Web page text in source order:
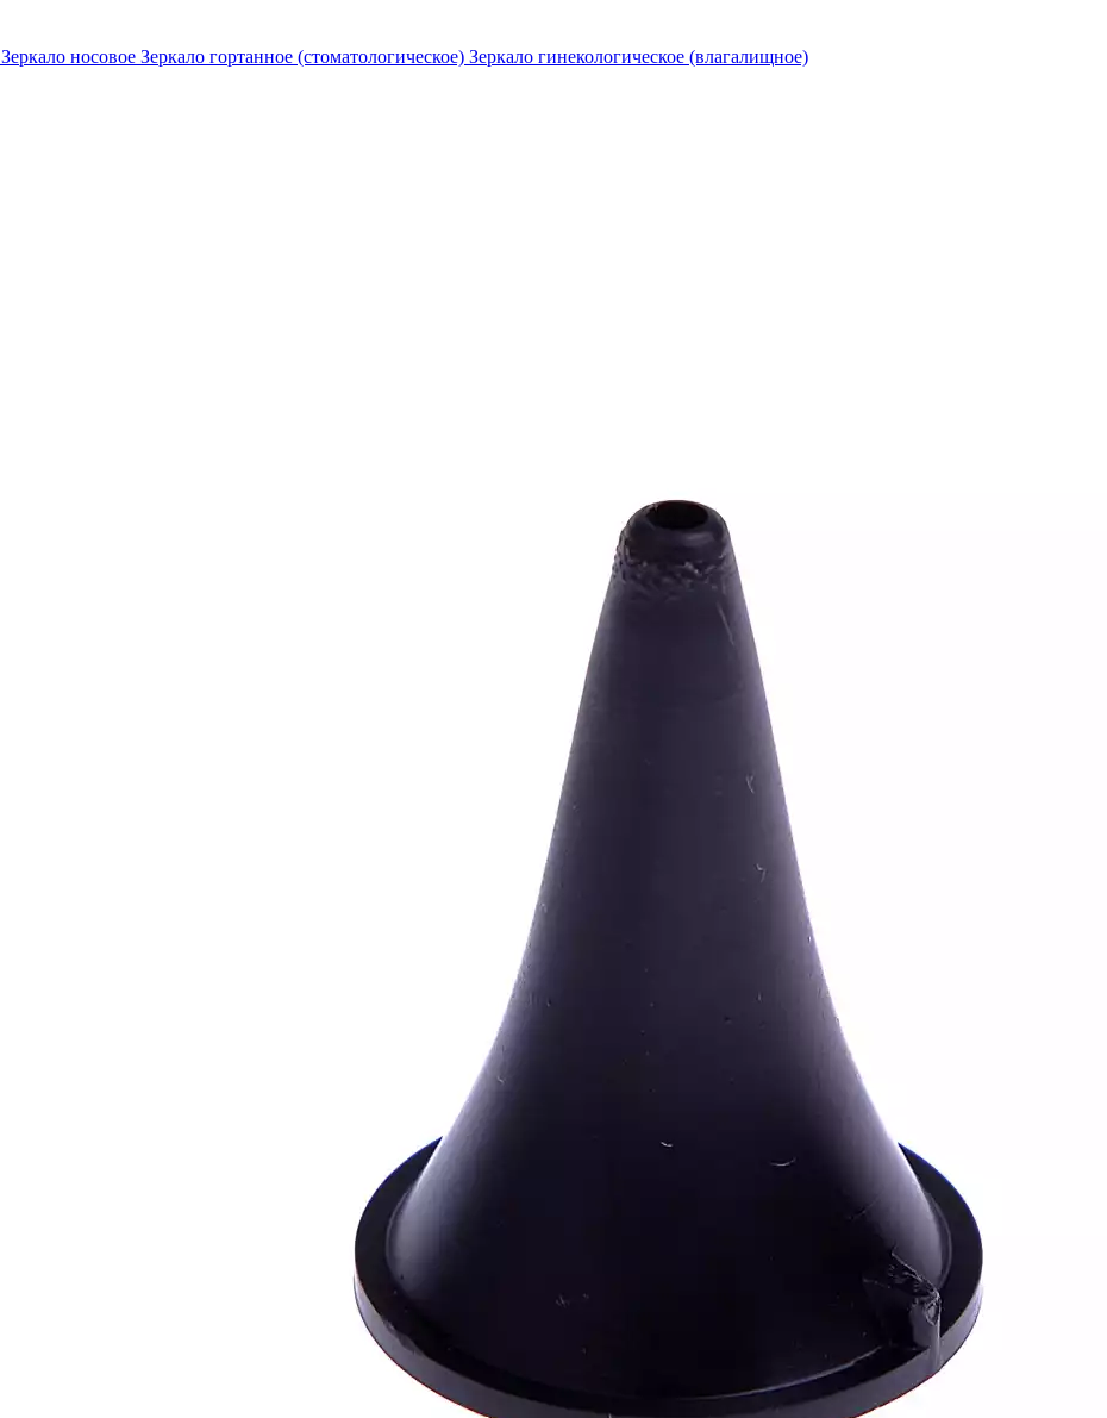
Зеркало носовое Зеркало гортанное (стоматологическое) Зеркало гинекологическое (влагалищное)